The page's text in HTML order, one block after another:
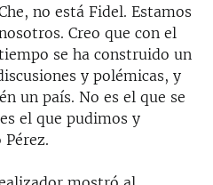
no está Fidel. Estamos
Creo que con el
se ha construido un
y polémicas, y
un país. No es el que se
el que pudimos y